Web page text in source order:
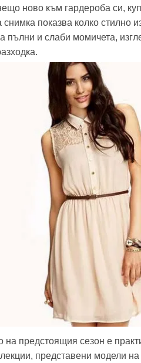
ново към гардероба си,
снимка показва колко стилно
пълни и слаби момичета,
на предстоящия сезон е
представени модели